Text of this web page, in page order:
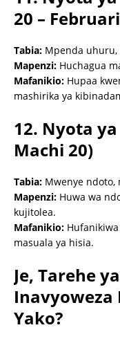
20 –
Tabia: Mpenda uhuru,
Mapenzi: Huchagua
Mafanikio: Hupaa
mashirika ya
12. Nyota ya
Machi 20)
Tabia: Mwenye ndoto,
Mapenzi: Huwa wa
kujitolea.
Mafanikio:
masuala ya hisia.
Je, Tarehe
Yako?